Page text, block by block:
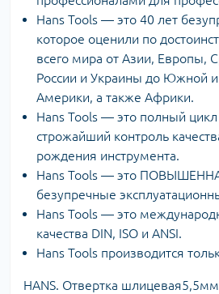
Hans Tools — это 40 лет
которое оценили по
всего мира от Азии, Европы,
России и Украины до Южной
Америки, а также Африки.
Hans Tools — это полный цикл
строжайший контроль
рождения инструмента.
Hans Tools — это
безупречные
Hans Tools — это
качества DIN, ISO и ANSI.
Hans Tools производится
HANS. Отвертка